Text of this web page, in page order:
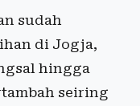
sudah
di Jogja,
hingga
seiring